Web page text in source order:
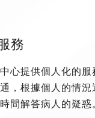
務
心提供個人化的服
，根據個人的情況
間解答病人的疑惑